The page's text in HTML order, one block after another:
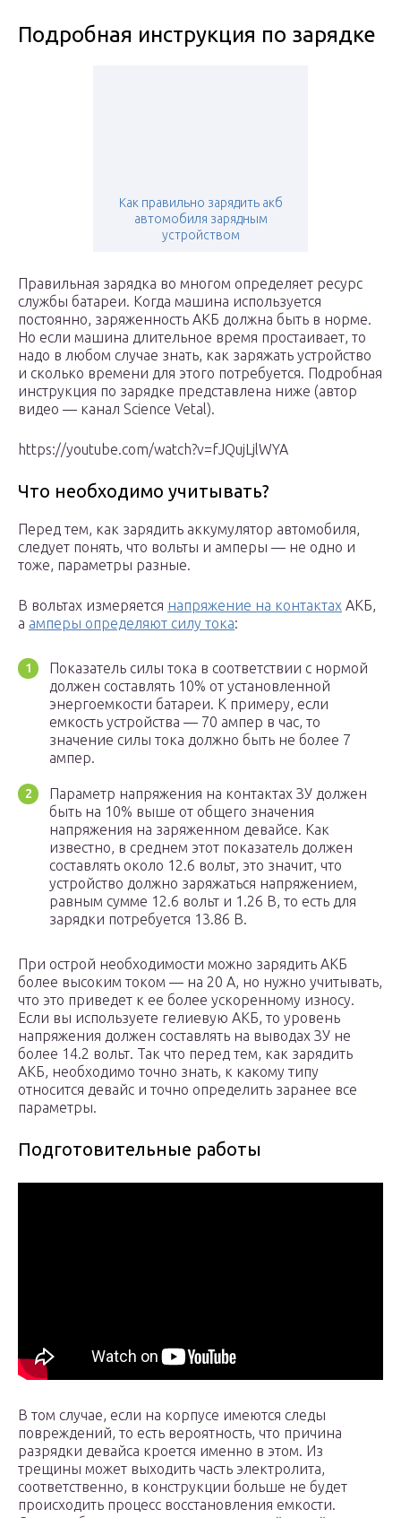
Подробная инструкция по зарядке
Как правильно зарядить акб
автомобиля зарядным
устройством
Правильная зарядка во многом определяет ресурс
службы батареи. Когда машина используется
постоянно, заряженность АКБ должна быть в норме.
Но если машина длительное время простаивает, то
надо в любом случае знать, как заряжать устройство
и сколько времени для этого потребуется. Подробная
инструкция по зарядке представлена ниже (автор
видео — канал Science Vetal).
https://youtube.com/watch?v=fJQujLjlWYA
Что необходимо учитывать?
Перед тем, как зарядить аккумулятор автомобиля,
следует понять, что вольты и амперы — не одно и
тоже, параметры разные.
В вольтах измеряется напряжение на контактах АКБ,
а амперы определяют силу тока:
Показатель силы тока в соответствии с нормой
должен составлять 10% от установленной
энергоемкости батареи. К примеру, если
емкость устройства — 70 ампер в час, то
значение силы тока должно быть не более 7
ампер.
Параметр напряжения на контактах ЗУ должен
быть на 10% выше от общего значения
напряжения на заряженном девайсе. Как
известно, в среднем этот показатель должен
составлять около 12.6 вольт, это значит, что
устройство должно заряжаться напряжением,
равным сумме 12.6 вольт и 1.26 В, то есть для
зарядки потребуется 13.86 В.
При острой необходимости можно зарядить АКБ
более высоким током — на 20 А, но нужно учитывать,
что это приведет к ее более ускоренному износу.
Если вы используете гелиевую АКБ, то уровень
напряжения должен составлять на выводах ЗУ не
более 14.2 вольт. Так что перед тем, как зарядить
АКБ, необходимо точно знать, к какому типу
относится девайс и точно определить заранее все
параметры.
Подготовительные работы
В том случае, если на корпусе имеются следы
повреждений, то есть вероятность, что причина
разрядки девайса кроется именно в этом. Из
трещины может выходить часть электролита,
соответственно, в конструкции больше не будет
происходить процесс восстановления емкости.